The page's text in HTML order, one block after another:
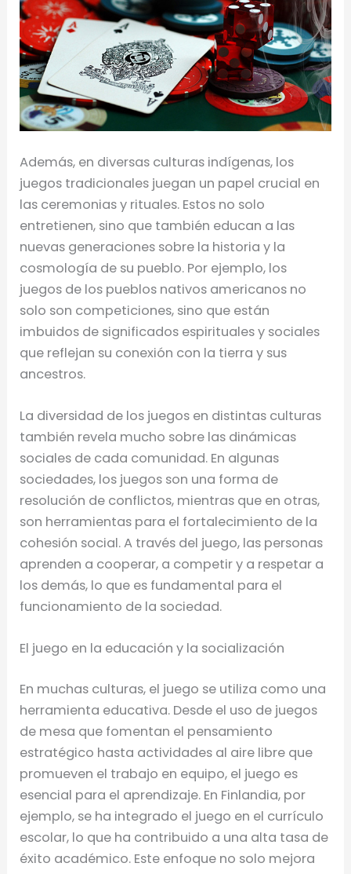
Además, en diversas culturas indígenas, los
juegos tradicionales juegan un papel crucial en
las ceremonias y rituales. Estos no solo
entretienen, sino que también educan a las
nuevas generaciones sobre la historia y la
cosmología de su pueblo. Por ejemplo, los
juegos de los pueblos nativos americanos no
solo son competiciones, sino que están
imbuidos de significados espirituales y sociales
que reflejan su conexión con la tierra y sus
ancestros.
La diversidad de los juegos en distintas culturas
también revela mucho sobre las dinámicas
sociales de cada comunidad. En algunas
sociedades, los juegos son una forma de
resolución de conflictos, mientras que en otras,
son herramientas para el fortalecimiento de la
cohesión social. A través del juego, las personas
aprenden a cooperar, a competir y a respetar a
los demás, lo que es fundamental para el
funcionamiento de la sociedad.
El juego en la educación y la socialización
En muchas culturas, el juego se utiliza como una
herramienta educativa. Desde el uso de juegos
de mesa que fomentan el pensamiento
estratégico hasta actividades al aire libre que
promueven el trabajo en equipo, el juego es
esencial para el aprendizaje. En Finlandia, por
ejemplo, se ha integrado el juego en el currículo
escolar, lo que ha contribuido a una alta tasa de
éxito académico. Este enfoque no solo mejora